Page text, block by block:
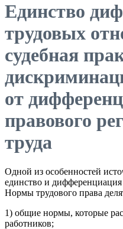
Единство
трудовых
судебная
от
правового
труда
Одной из особенностей
единство и дифференциация
Нормы трудового права
1) общие нормы, которые
работников;